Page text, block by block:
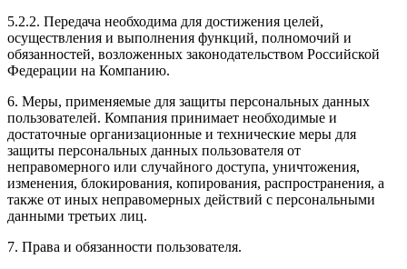
5.2.2. Передача необходима для достижения целей,
осуществления и выполнения функций, полномочий и
обязанностей, возложенных законодательством Российской
Федерации на Компанию.
6. Меры, применяемые для защиты персональных данных
пользователей. Компания принимает необходимые и
достаточные организационные и технические меры для
защиты персональных данных пользователя от
неправомерного или случайного доступа, уничтожения,
изменения, блокирования, копирования, распространения, а
также от иных неправомерных действий с персональными
данными третьих лиц.
7. Права и обязанности пользователя.